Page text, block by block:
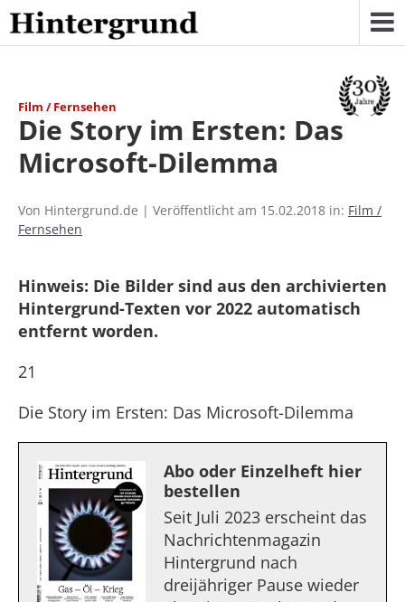
Skip
to
content
Film / Fernsehen
Die Story im Ersten: Das
Microsoft-Dilemma
Von Hintergrund.de | Veröffentlicht am 15.02.2018 in: Film /
Fernsehen
Hinweis: Die Bilder sind aus den archivierten
Hintergrund-Texten vor 2022 automatisch
entfernt worden.
21
Die Story im Ersten: Das Microsoft-Dilemma
Abo oder Einzelheft hier
bestellen
Seit Juli 2023 erscheint das
Nachrichtenmagazin
Hintergrund nach
dreijähriger Pause wieder